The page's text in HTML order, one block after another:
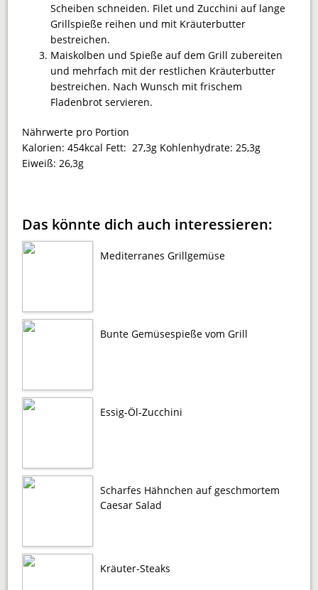
Scheiben schneiden. Filet und Zucchini auf lange
Grillspieße reihen und mit Kräuterbutter
bestreichen.
Maiskolben und Spieße auf dem Grill zubereiten
und mehrfach mit der restlichen Kräuterbutter
bestreichen. Nach Wunsch mit frischem
Fladenbrot servieren.
Nährwerte pro Portion
Kalorien:454kcal Fett: 27,3g Kohlenhydrate: 25,3g
Eiweiß: 26,3g
Das könnte dich auch interessieren:
Mediterranes Grillgemüse
Bunte Gemüsespieße vom Grill
Essig-Öl-Zucchini
Scharfes Hähnchen auf geschmortem
Caesar Salad
Kräuter-Steaks